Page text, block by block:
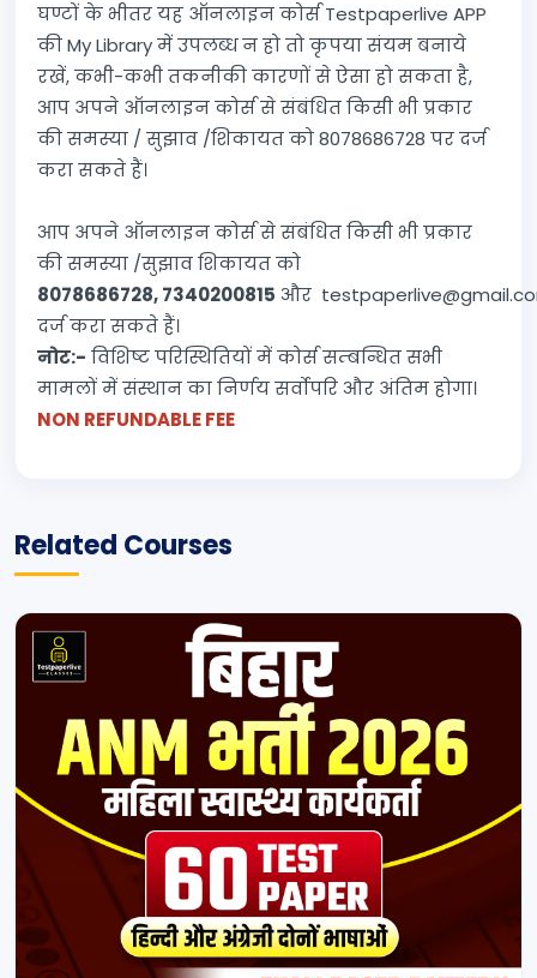
घण्टों के भीतर यह ऑनलाइन कोर्स Testpaperlive APP
की My Library में उपलब्ध न हो तो कृपया संयम बनाये
रखें, कभी-कभी तकनीकी कारणों से ऐसा हो सकता है,
आप अपने ऑनलाइन कोर्स से संबंधित किसी भी प्रकार
की समस्या / सुझाव /शिकायत को 8078686728 पर दर्ज
करा सकते हैं।
आप अपने ऑनलाइन कोर्स से संबंधित किसी भी प्रकार
की समस्या /सुझाव शिकायत को
8078686728, 7340200815 और
दर्ज करा सकते हैं।
नोट:- विशिष्ट परिस्थितियों में कोर्स सम्बन्धित सभी
मामलों में संस्थान का निर्णय सर्वोपरि और अंतिम होगा।
NON REFUNDABLE FEE
Related Courses